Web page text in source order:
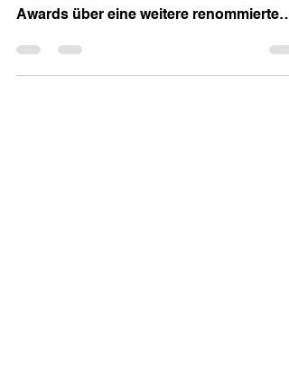
Die Curtice Brothers dürfen sich nach
Awards über eine weitere renommierte
Auszeichnung freuen: Der...